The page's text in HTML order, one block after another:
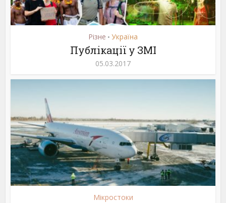
Різне • Україна
Публікації у ЗМІ
05.03.2017
Мікростоки